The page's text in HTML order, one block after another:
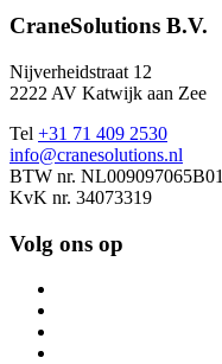
CraneSolutions B.V.
Nijverheidstraat 12
2222 AV Katwijk aan Zee
Tel +31 71 409 2530
info@cranesolutions.nl
BTW nr. NL009097065B01
KvK nr. 34073319
Volg ons op